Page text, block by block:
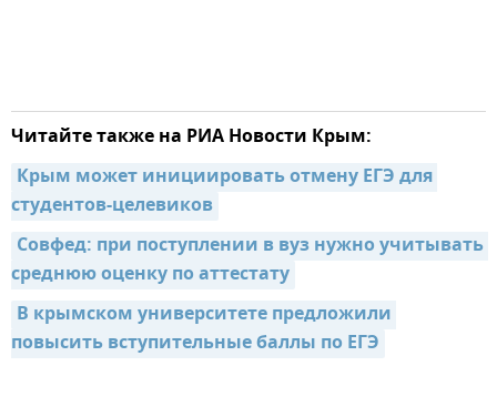
Читайте также на РИА Новости Крым:
Крым может инициировать отмену ЕГЭ для
студентов-целевиков
Совфед: при поступлении в вуз нужно учитывать
среднюю оценку по аттестату
В крымском университете предложили
повысить вступительные баллы по ЕГЭ